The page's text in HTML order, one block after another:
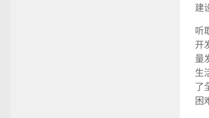
建
听
开
量
生
了
困